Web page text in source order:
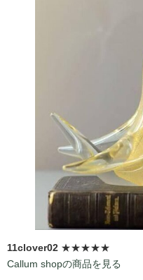
11clover02 ★★★★★
Callum shopの商品を見る